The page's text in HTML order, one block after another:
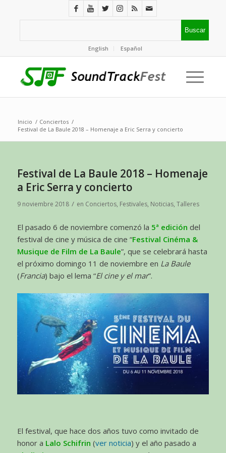
English Español
Inicio / Conciertos /
Festival de La Baule 2018 – Homenaje a Eric Serra y concierto
Festival de La Baule 2018 – Homenaje
a Eric Serra y concierto
9 noviembre 2018 / en Conciertos, Festivales, Noticias, Talleres
El pasado 6 de noviembre comenzó la 5ª edición del
festival de cine y música de cine “Festival Cinéma &
Musique de Film de La Baule”, que se celebrará hasta
el próximo domingo 11 de noviembre en La Baule
(Francia) bajo el lema “El cine y el mar”.
El festival, que hace dos años tuvo como invitado de
honor a Lalo Schifrin (ver noticia) y el año pasado a